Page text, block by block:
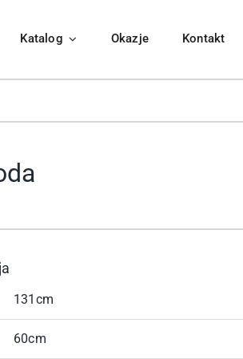
Katalog Okazje Kontakt
131cm
60cm